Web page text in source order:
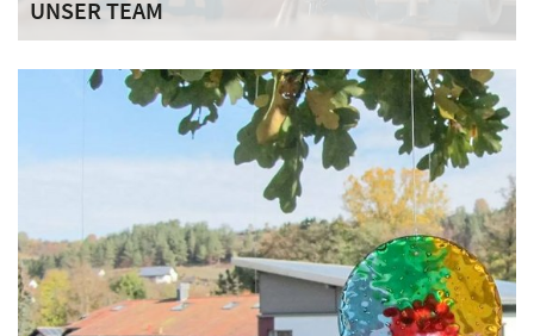
UNSER TEAM
Engagement und Herz im Alltag. Derzeit werden
Organisation, Verwaltung und Aufnahmen für Haus St.
Georg über das Haus Fischbachtal koordiniert, das als
Schwesternhaus zur gleichen Trägerschaft gehört.